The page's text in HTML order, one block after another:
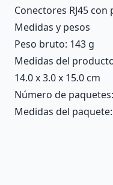
Conectores RJ45
Medidas y pesos
Peso bruto: 143 g
Medidas del
14.0 x 3.0 x 15.0 cm
Número de
Medidas del